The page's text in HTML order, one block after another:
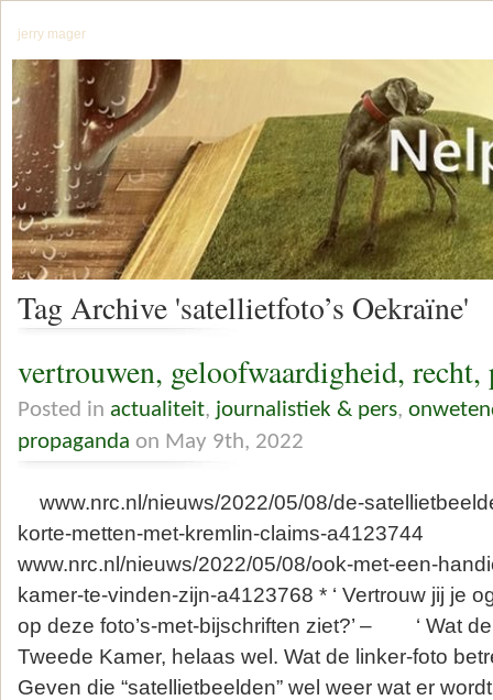
jerry mager
Tag Archive 'satellietfoto’s Oekraïne'
vertrouwen, geloofwaardigheid,
Posted in actualiteit, journalistiek & pers,
propaganda on May 9th, 2022
www.nrc.nl/nieuws/2022/05/08/de-
korte-metten-met-kremlin-claims-a4123744
www.nrc.nl/nieuws/2022/05/08/ook-met-een-
kamer-te-vinden-zijn-a4123768 * ‘ Vertrouw jij je
op deze foto’s-met-bijschriften ziet?’ – ‘ Wat
Tweede Kamer, helaas wel. Wat de linker-foto
Geven die “satellietbeelden” wel weer wat er